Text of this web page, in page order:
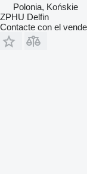
Polonia, Końskie
ZPHU Delfin
Contacte con el